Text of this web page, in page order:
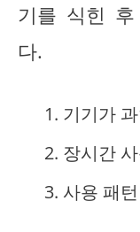
기를 식힌
다.
기기가
장시간
사용 패